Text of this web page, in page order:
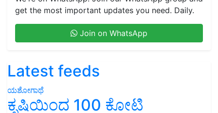
get the most important updates you need. Daily.
Join on WhatsApp
Latest feeds
ಯಶೋಗಾಥೆ
ಕೃಷಿಯಿಂದ 100 ಕೋಟಿ